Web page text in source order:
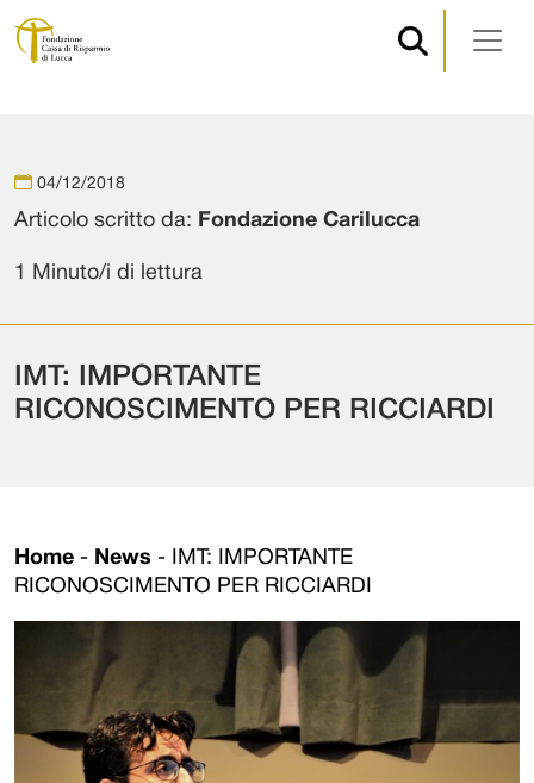
Navigazione principale
04/12/2018
Articolo scritto da: Fondazione Carilucca
1 Minuto/i di lettura
IMT: IMPORTANTE
RICONOSCIMENTO PER RICCIARDI
Home - News -
IMT: IMPORTANTE
RICONOSCIMENTO PER RICCIARDI